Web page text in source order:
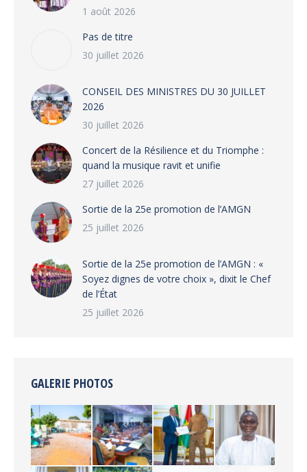
1 août 2026
Pas de titre
30 juillet 2026
CONSEIL DES MINISTRES DU 30 JUILLET
2026
30 juillet 2026
‎​Concert de la Résilience et du Triomphe :
quand la musique ravit et unifie
27 juillet 2026
‎Sortie de la 25e promotion de l’AMGN
25 juillet 2026
‎Sortie de la 25e promotion de l’AMGN : «
Soyez dignes de votre choix », dixit le Chef
de l’État
25 juillet 2026
GALERIE PHOTOS